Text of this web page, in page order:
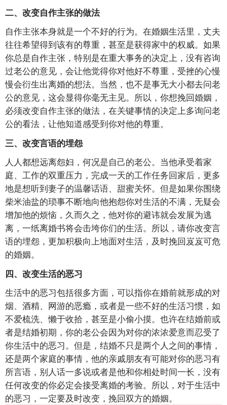
二、改变自作主张的做法
自作主张本身就是一个不好的行为。在婚姻生活里，丈夫
往往希望得到该有的尊重，甚至是获得家中的权威。如果
你总是自作主张，特别是在重大事务的决定上，没有咨询
过老公的意见，会让他觉得你对他好不尊重，受挫的心慢
慢会衍生出离婚的想法。当然，也不是事无大小都去问老
公的意见，这会显得你毫无主见。所以，你想挽回婚姻，
必须改变自作主张的做法，在关键事情的决定上多询问老
公的看法，让他知道感受到你对他的尊重。
三、改变言语的埋怨
人人都想远离怨妇，何况是自己的老公。当他承受着家
庭、工作的双重压力，完成一天的工作任务回家后，更多
地是想听到妻子的温馨话语、甜蜜关怀。但是如果你围绕
柴米油盐的琐事不断地向他抱怨你对生活的不满，无疑会
增加他的烦恼，久而久之，他对你的避讳就会发展为逃
离，一纸离婚书将会击垮你们的生活。所以，请你改变言
语的埋怨，更加积极向上地面对生活，及时挽回岌岌可危
的婚姻。
四、改变生活的恶习
生活中的恶习包括很多方面，可以指你在婚前就形成的对
烟、酒精、网游的恶瘾，或者是一些不好的生活习惯，如
不爱梳洗、懒于收拾，甚至是小偷小摸。也许在结婚前或
者是结婚初期，你的老公会因为对你的浓浓爱意而忍受了
你生活中的恶习。但是，结婚不只是两个人之间的事情，
还是两个家庭的事情，他的亲戚朋友有可能对你的恶习有
所言语，别人话一多说或者是他和你相处时间一长，没有
任何改变的你必定会接受离婚的考验。所以，对于生活中
的恶习，一定要及时改变，挽回双方的婚姻。